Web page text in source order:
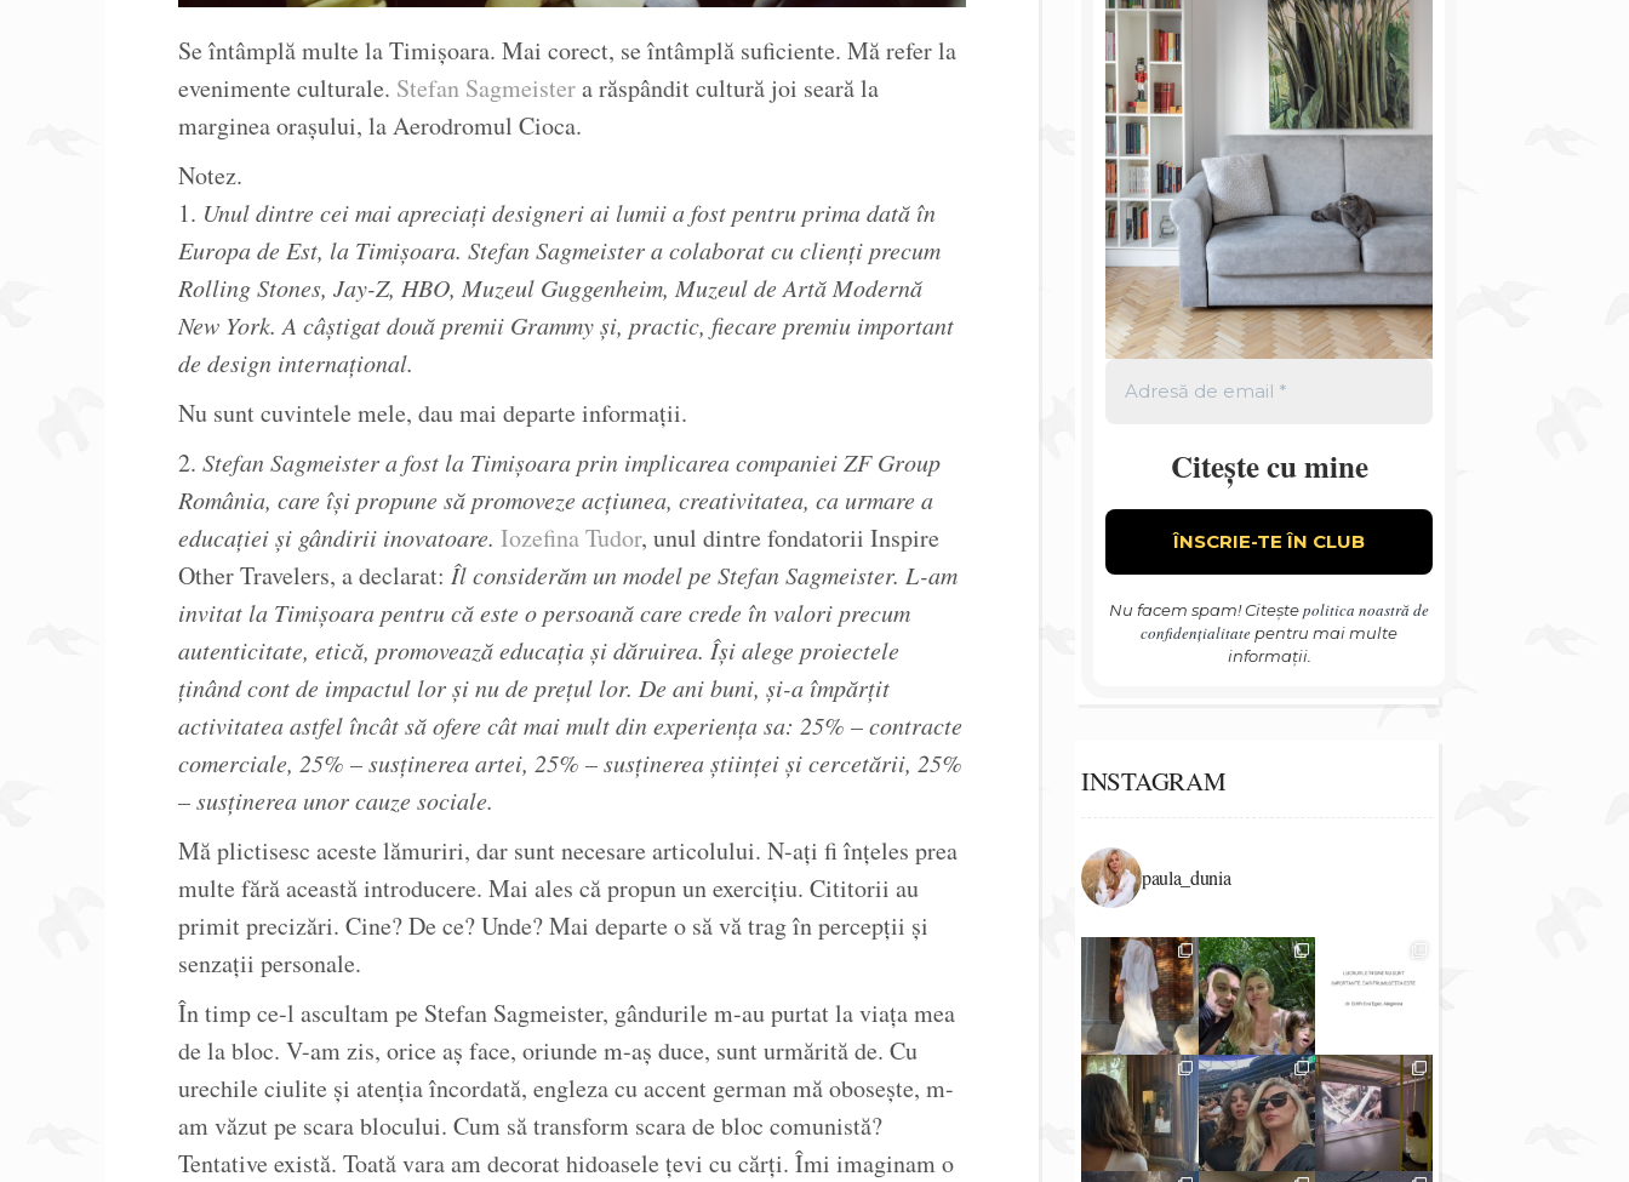
Se întâmplă multe la Timișoara. Mai corect, se întâmplă suficiente. Mă refer la
evenimente culturale. Stefan Sagmeistera răspândit cultură joi seară la
marginea orașului, la Aerodromul Cioca.
Notez.
1. Unul dintre cei mai apreciaţi designeri ai lumii a fost pentru prima dată în
Europa de Est, la Timişoara. Stefan Sagmeister a colaborat cu clienţi precum
Rolling Stones, Jay-Z, HBO, Muzeul Guggenheim, Muzeul de Artă Modernă
New York. A câştigat două premii Grammy şi, practic, fiecare premiu important
de design internaţional.
Nu sunt cuvintele mele, dau mai departe informații.
2. Stefan Sagmeister a fost la Timişoara prin implicarea companiei ZF Group
România, care îşi propune să promoveze acţiunea, creativitatea, ca urmare a
educaţiei şi gândirii inovatoare. Iozefina Tudor, unul dintre fondatorii Inspire
Other Travelers, a declarat: Îl considerăm un model pe Stefan Sagmeister. L-am
invitat la Timişoara pentru că este o persoană care crede în valori precum
autenticitate, etică, promovează educaţia şi dăruirea. Îşi alege proiectele
ţinând cont de impactul lor şi nu de preţul lor. De ani buni, şi-a împărţit
activitatea astfel încât să ofere cât mai mult din experienţa sa: 25% – contracte
comerciale, 25% – susţinerea artei, 25% – susţinerea ştiinţei şi cercetării, 25%
– susţinerea unor cauze sociale.
Mă plictisesc aceste lămuriri, dar sunt necesare articolului. N-ați fi înțeles prea
multe fără această introducere. Mai ales că propun un exercițiu. Cititorii au
primit precizări. Cine? De ce? Unde? Mai departe o să vă trag în percepții și
senzații personale.
În timp ce-l ascultam pe Stefan Sagmeister, gândurile m-au purtat la viața mea
de la bloc. V-am zis, orice aș face, oriunde m-aș duce, sunt urmărită de. Cu
urechile ciulite și atenția încordată, engleza cu accent german mă obosește, m-
am văzut pe scara blocului. Cum să transform scara de bloc comunistă?
Tentative există. Toată vara am decorat hidoasele țevi cu cărți. Îmi imaginam o
Citește cu mine
Nu facem spam! Citeștepolitica noastră de
confidențialitate pentru mai multe
informații.
INSTAGRAM
paula_dunia